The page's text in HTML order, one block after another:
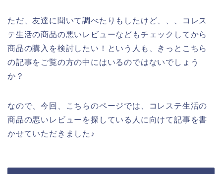
ただ、友達に聞いて調べたりもしたけど、、、コレス
テ生活の商品の悪いレビューなどもチェックしてから
商品の購入を検討したい！という人も、きっとこちら
の記事をご覧の方の中にはいるのではないでしょう
か？
なので、今回、こちらのページでは、コレステ生活の
商品の悪いレビューを探している人に向けて記事を書
かせていただきました♪